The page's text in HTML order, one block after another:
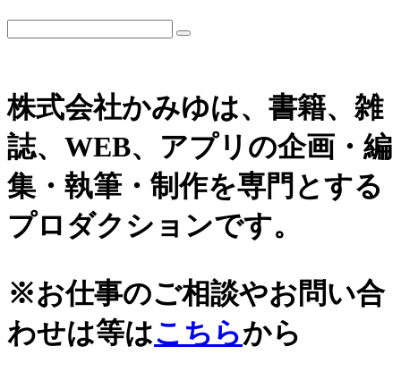
株式会社かみゆは、書籍、雑
誌、WEB、アプリの企画・編
集・執筆・制作を専門とする
プロダクションです。
※お仕事のご相談やお問い合
わせは等はこちらから